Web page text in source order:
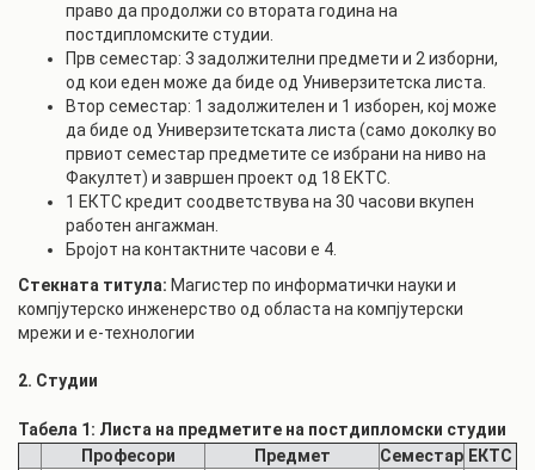
право да продолжи со втората година на
постдипломските студии.
Прв семестар: 3 задолжителни предмети и 2 изборни,
од кои еден може да биде од Универзитетска листа.
Втор семестар: 1 задолжителен и 1 изборен, кој може
да биде од Универзитетската листа (само доколку во
првиот семестар предметите се избрани на ниво на
Факултет) и завршен проект од 18 ЕКТС.
1 ЕКТС кредит соодветствува на 30 часови вкупен
работен ангажман.
Бројот на контактните часови е 4.
Стекната титула: Магистер по информатички науки и
компјутерско инженерство од областа на компјутерски
мрежи и е-технологии
2. Студии
Табела 1: Листа на предметите на постдипломски студии
Професори
Предмет Семестар ЕКТС